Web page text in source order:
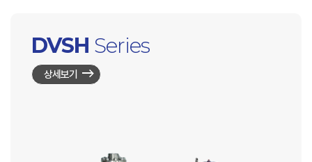
DVSH Series
상세보기